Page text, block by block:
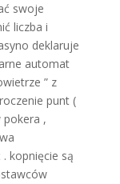
swoje
liczba i
deklaruje
automat
” z
punt (
pokera ,
kopnięcie są